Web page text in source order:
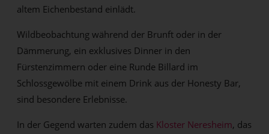
altem Eichenbestand einlädt.
Wildbeobachtung während der Brunft oder in der
Dämmerung, ein exklusives Dinner in den
Fürstenzimmern oder eine Runde Billard im
Schlossgewölbe mit einem Drink aus der Honesty Bar,
sind besondere Erlebnisse.
In der Gegend warten zudem das Kloster Neresheim, das